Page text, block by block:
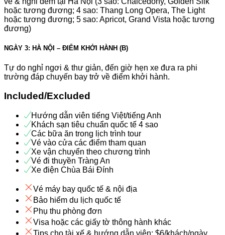
hoặc tương đương; 4 sao: Thang Long Opera, The Light
hoặc tương đương; 5 sao: Apricot, Grand Vista hoặc tương
đương)
NGÀY 3: HÀ NỘI – ĐIỂM KHỞI HÀNH (B)
Tự do nghỉ ngơi & thư giản, đến giờ hẹn xe đưa ra phi
trường đáp chuyến bay trở về điểm khởi hành.
Included/Excluded
Hướng dẫn viên tiếng Việt/tiếng Anh
Khách sạn tiêu chuẩn quốc tế 4 sao
Các bữa ăn trong lịch trình tour
Vé vào cửa các điểm tham quan
Xe vận chuyển theo chương trình
Vé đi thuyền Tràng An
Xe điện Chùa Bái Đính
Vé máy bay quốc tế & nội địa
Bảo hiểm du lịch quốc tế
Phụ thu phòng đơn
Visa hoặc các giấy tờ thông hành khác
Tips cho tài xế & hướng dẫn viên: $6/khách/ngày